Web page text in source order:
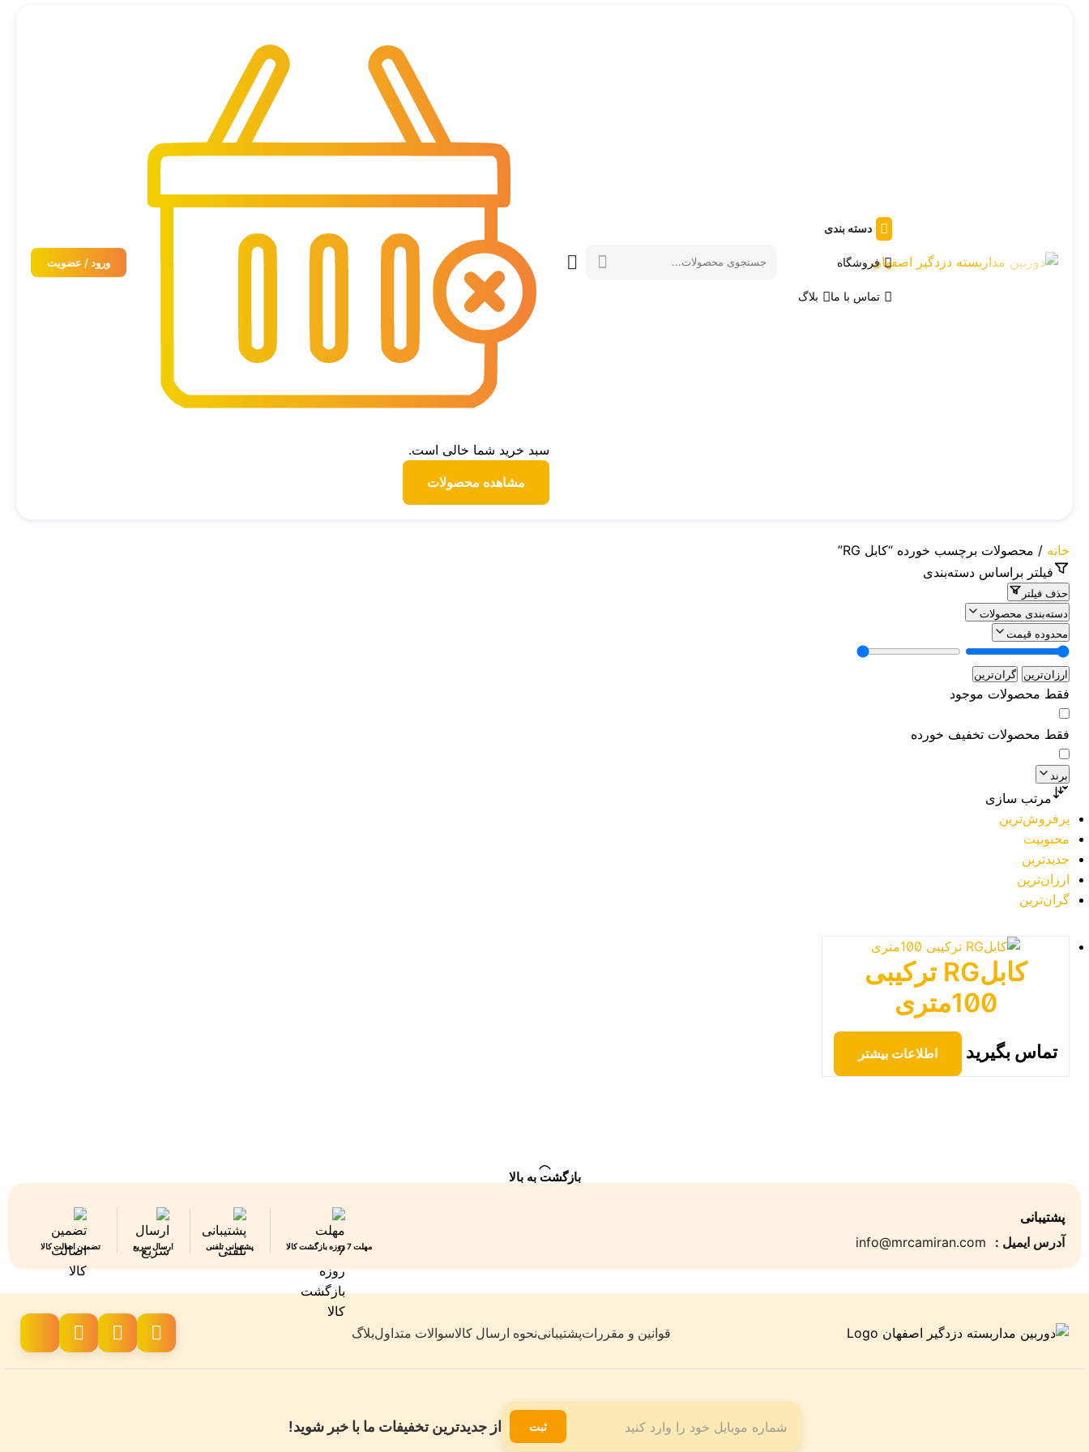
دسته بندی
فروشگاه
تماس با ما بلاگ
Search
سبد خرید شما خالی است.
مشاهده محصولات
ورود / عضویت
خانه / محصولات برچسب خورده “کابل RG”
فیلتر براساس دسته‌بندی
حذف فیلتر
دسته‌بندی محصولات
محدوده قیمت
ارزان‌ترین گران‌ترین
فقط محصولات موجود
فقط محصولات تخفیف خورده
برند
مرتب سازی
پرفروش‌ترین
محبوبیت
جدیدترین
ارزان‌ترین
گران‌ترین
کابلRG ترکیبی
100متری
تماس بگیرید اطلاعات بیشتر
بازگشت به بالا
پشتیبانی
آدرس ایمیل :
مهلت 7 روزه بازگشت کالا پشتیبانی تلفنی ارسال سریع تضمین اصالت کالا
قوانین و مقرراتپشتیبانینحوه ارسال کالاسوالات متداولبلاگ
از جدیدترین تخفیفات ما با خبر شوید! ثبت